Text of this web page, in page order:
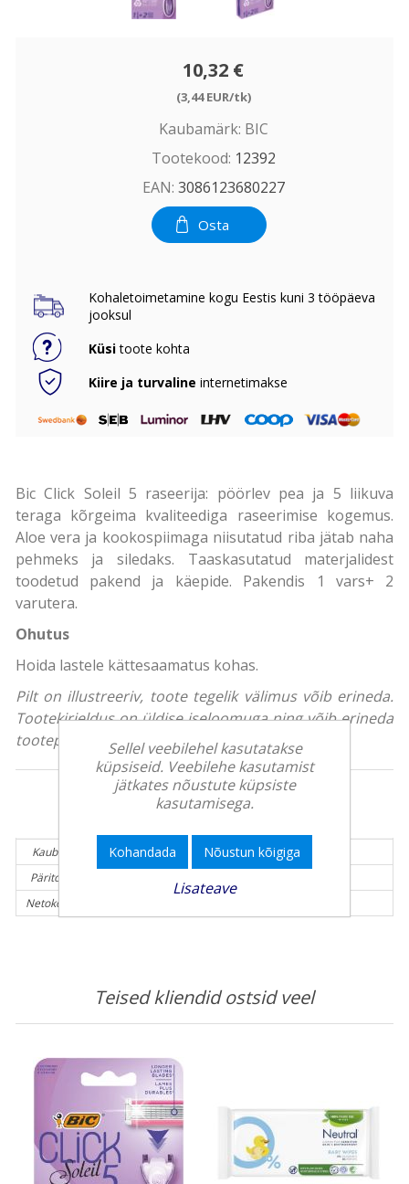
10,32 €
(3,44 EUR/tk)
Kaubamärk: BIC
Tootekood: 12392
EAN: 3086123680227
Osta
Kohaletoimetamine kogu Eestis kuni 3 tööpäeva
jooksul
Küsitoote kohta
Kiire ja turvaline internetimakse
Bic Click Soleil 5 raseerija: pöörlev pea ja 5 liikuva
teraga kõrgeima kvaliteediga raseerimise kogemus.
Aloe vera ja kookospiimaga niisutatud riba jätab naha
pehmeks ja siledaks. Taaskasutatud materjalidest
toodetud pakend ja käepide. Pakendis 1 vars+ 2
varutera.
Ohutus
Hoida lastele kättesaamatus kohas.
Pilt on illustreeriv, toote tegelik välimus võib erineda.
Tootekirjeldus on üldise iseloomuga ning võib erineda
tootepakendil olevast teabest.
Tooteinfo:
Kaubamärk:
BIC
Päritolumaa:
Netokogus (g):
Teised kliendid ostsid veel
Sellel veebilehel kasutatakse
küpsiseid. Veebilehe kasutamist
jätkates nõustute küpsiste
kasutamisega.
Kohandada Nõustun kõigiga
Lisateave